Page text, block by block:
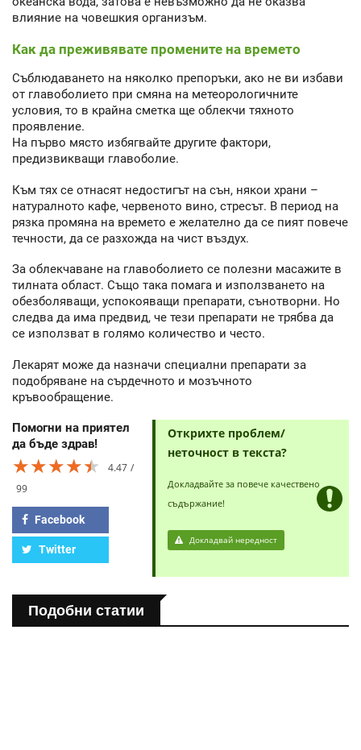
влияние на човешкия организъм.
Как да преживявате промените на времето
Съблюдаването на няколко препоръки, ако не ви избави
от главоболието при смяна на метеорологичните
условия, то в крайна сметка ще облекчи тяхното
проявление.
На първо място избягвайте другите фактори,
предизвикващи главоболие.
Към тях се отнасят недостигът на сън, някои храни –
натуралното кафе, червеното вино, стресът. В период на
рязка промяна на времето е желателно да се пият повече
течности, да се разхожда на чист въздух.
За облекчаване на главоболието се полезни масажите в
тилната област. Също така помага и използването на
обезболяващи, успокояващи препарати, сънотворни. Но
следва да има предвид, че тези препарати не трябва да
се използват в голямо количество и често.
Лекарят може да назначи специални препарати за
подобряване на сърдечното и мозъчното
кръвообращение.
Помогни на приятел
да бъде здрав!
★★★★★
★★★★★
★★★★★
4.47
99
Facebook
Twitter
Открихте проблем/
неточност в текста?
Докладвайте за повече качествено
съдържание!
Докладвай нередност
Подобни статии